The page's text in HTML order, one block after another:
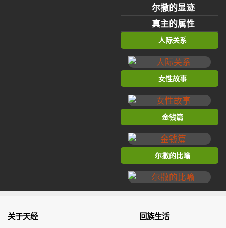
尔撒的显迹
真主的属性
人际关系
女性故事
金钱篇
尔撒的比喻
关于天经 回族生活